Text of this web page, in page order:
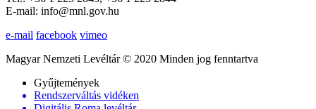
E-mail: info@mnl.gov.hu
e-mail facebook vimeo
Magyar Nemzeti Levéltár © 2020 Minden jog fenntartva
Gyűjtemények
Rendszerváltás vidéken